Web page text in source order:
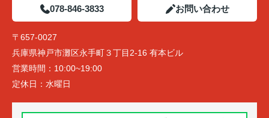
078-846-3833 お問い合わせ
〒657-0027
兵庫県神戸市灘区永手町３丁目2-16 有本ビル
営業時間： 10:00~19:00
定休日： 水曜日